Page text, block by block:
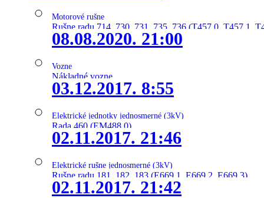
Motorové rušne
Rušne radu 714, 730, 731, 735, 736 (T457.0, T457.1,
08.08.2020. 21:00
Vozne
Nákladné vozne
03.12.2017. 8:55
Elektrické jednotky jednosmerné (3kV)
Rada 460 (EM488.0)
02.11.2017. 21:46
Elektrické rušne jednosmerné (3kV)
Rušne radu 181, 182, 183 (E669.1, E669.2, E669.3)
02.11.2017. 21:42